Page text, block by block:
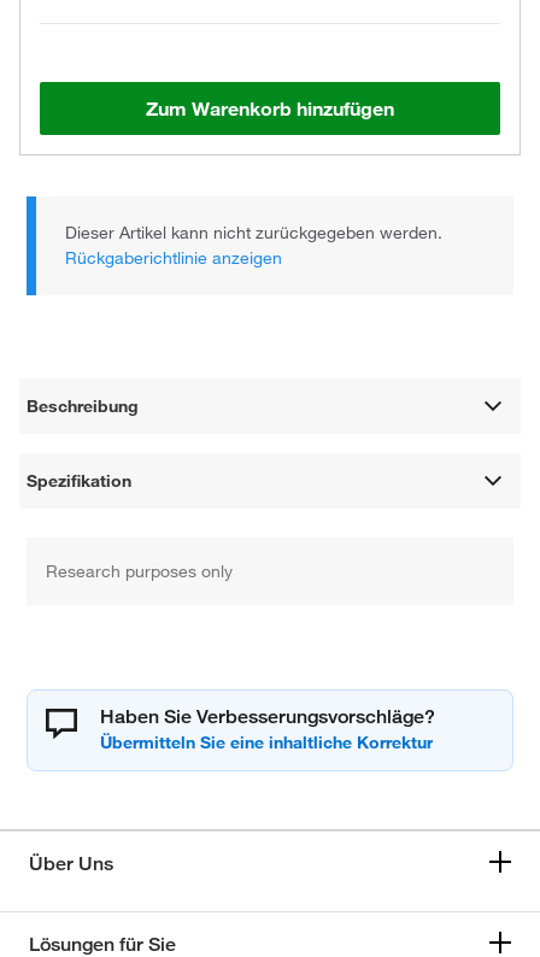
Zum Warenkorb hinzufügen
Dieser Artikel kann nicht zurückgegeben werden.
Rückgaberichtlinie anzeigen
Beschreibung
Spezifikation
Research purposes only
Haben Sie Verbesserungsvorschläge?
Über Uns
Lösungen für Sie